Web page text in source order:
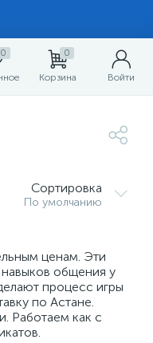
0 0
Корзина Войти
Сортировка
По умолчанию
ценам. Эти
общения у
процесс игры
по Астане.
Работаем как с